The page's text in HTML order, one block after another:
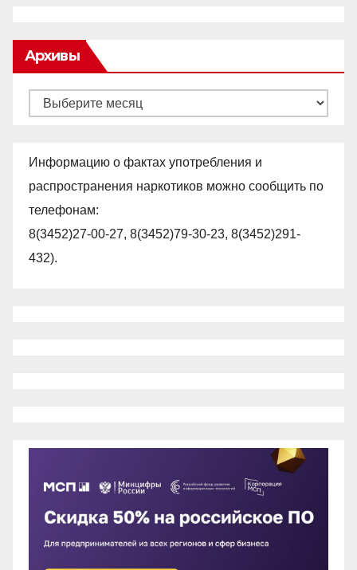
Архивы
Архивы
Информацию о фактах употребления и
распространения наркотиков можно сообщить по
телефонам:
8(3452)27-00-27, 8(3452)79-30-23, 8(3452)291-
432).